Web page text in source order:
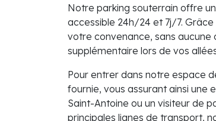
Notre parking souterrain offre
accessible 24h/24 et 7j/7.
votre convenance, sans
supplémentaire lors de vos
Pour entrer dans notre espace
fournie, vous assurant ainsi une
Saint-Antoine ou un visiteur de
principales lignes de transport,